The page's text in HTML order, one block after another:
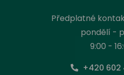
Předplatné
pondělí -
9:00 -
+420 602